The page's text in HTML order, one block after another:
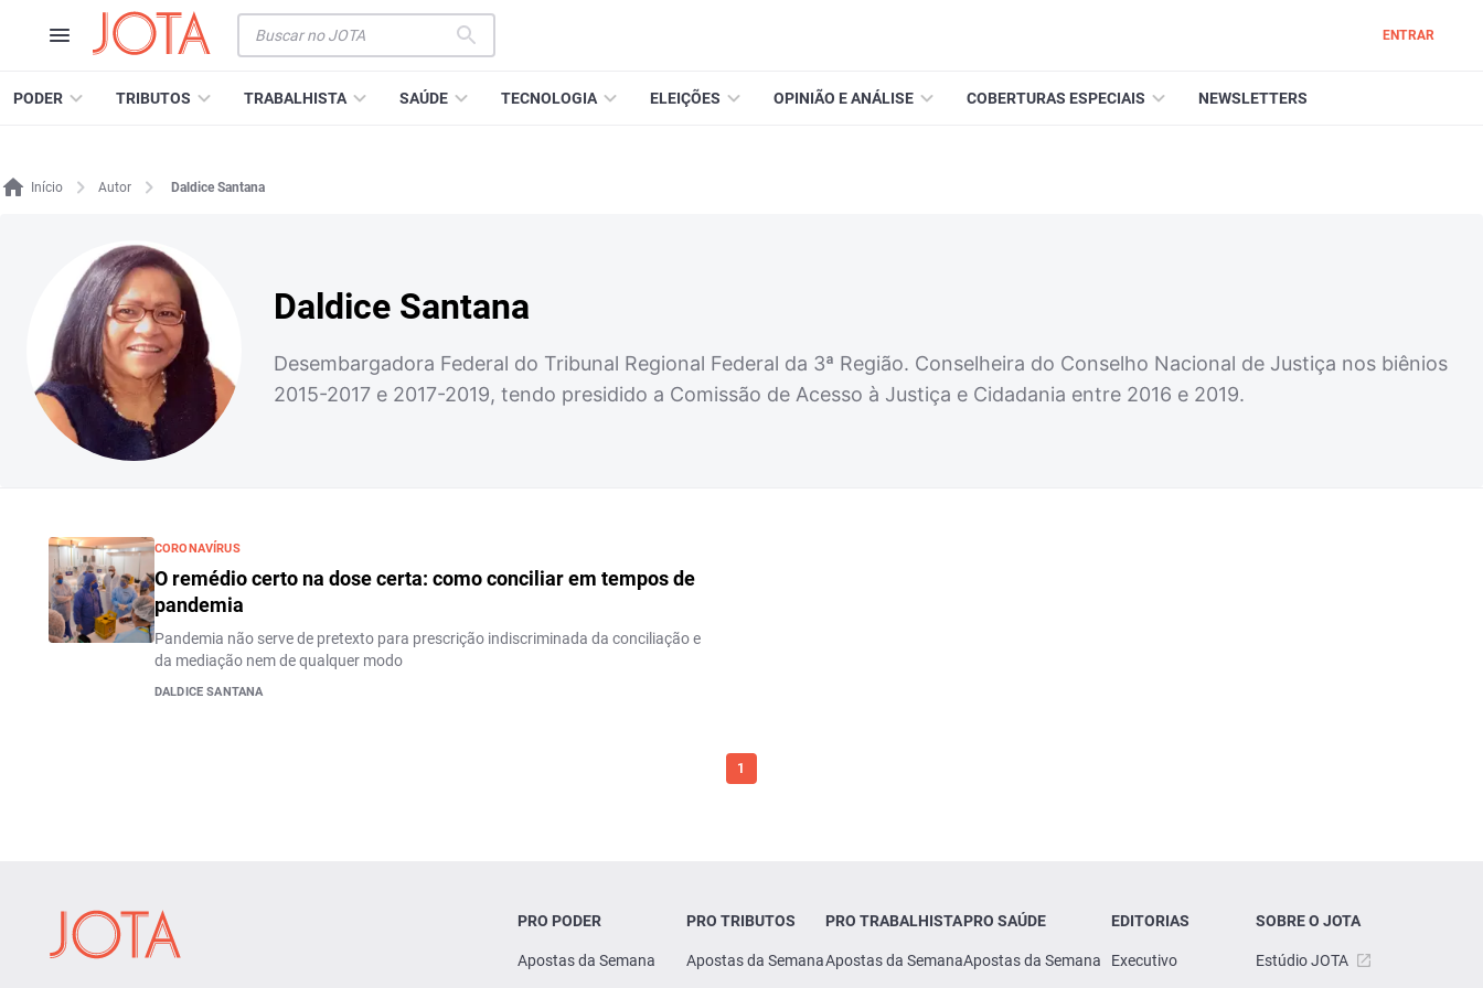
ENTRAR
PODER TRIBUTOS TRABALHISTA SAÚDE TECNOLOGIA ELEIÇÕES OPINIÃO E ANÁLISE COBERTURAS ESPECIAIS NEWSLETTERS
Início Autor Daldice Santana
Daldice Santana
Desembargadora Federal do Tribunal Regional Federal da 3ª Região. Conselheira do Conselho Nacional de Justiça nos biênios
2015-2017 e 2017-2019, tendo presidido a Comissão de Acesso à Justiça e Cidadania entre 2016 e 2019.
CORONAVÍRUS
O remédio certo na dose certa: como conciliar em tempos de
pandemia
Pandemia não serve de pretexto para prescrição indiscriminada da conciliação e
da mediação nem de qualquer modo
DALDICE SANTANA
1
PRO PODER
Apostas da Semana
PRO TRIBUTOS
Apostas da Semana
PRO TRABALHISTA
Apostas da Semana
PRO SAÚDE
Apostas da Semana
EDITORIAS
Executivo
SOBRE O JOTA
Estúdio JOTA